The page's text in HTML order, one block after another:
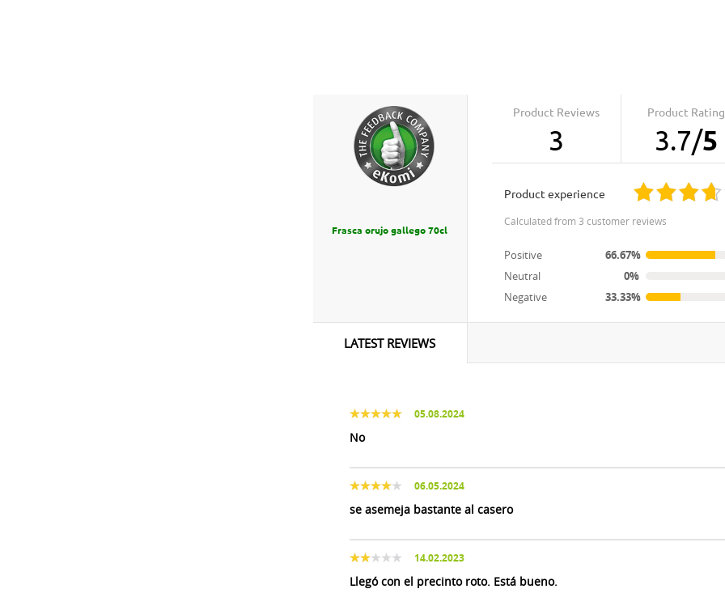
Frasca orujo gallego 70cl
Product Reviews
3
Product Rating
3.7/5
product experience
calculated from 3 customer reviews
Positive
66.67%
Neutral
0%
Negative
33.33%
LATEST REVIEWS
05.08.2024
No
06.05.2024
se asemeja bastante al casero
14.02.2023
Llegó con el precinto roto. Está bueno.